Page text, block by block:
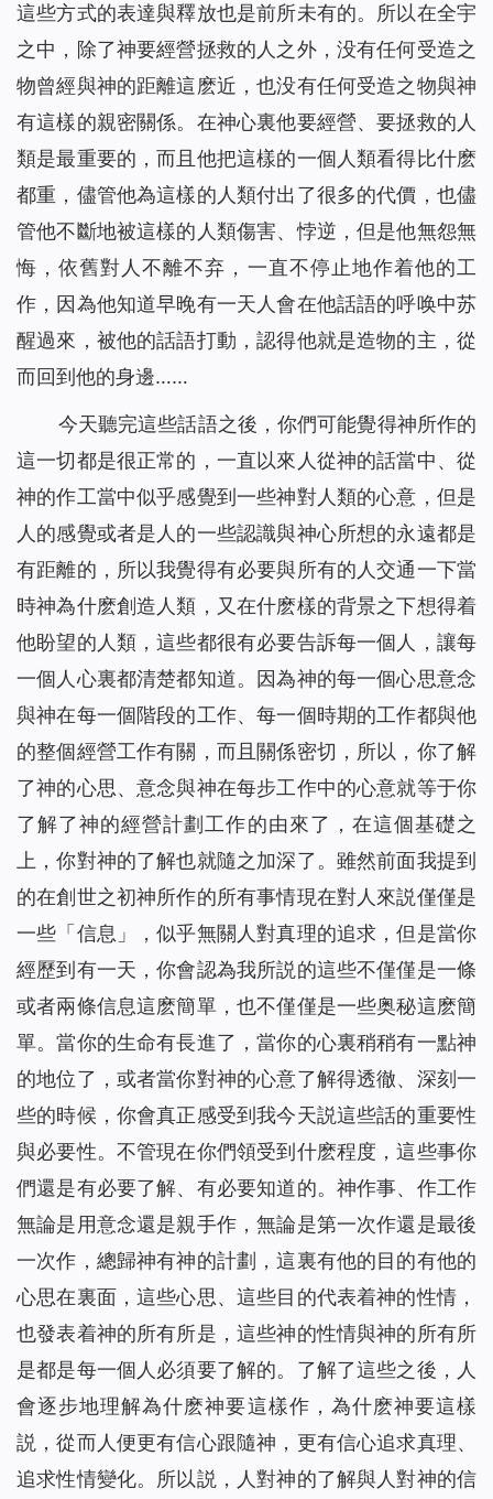
這些方式的表達與釋放也是前所未有的。所以在全宇
之中，除了神要經營拯救的人之外，没有任何受造之
物曾經與神的距離這麽近，也没有任何受造之物與神
有這樣的親密關係。在神心裏他要經營、要拯救的人
類是最重要的，而且他把這樣的一個人類看得比什麽
都重，儘管他為這樣的人類付出了很多的代價，也儘
管他不斷地被這樣的人類傷害、悖逆，但是他無怨無
悔，依舊對人不離不弃，一直不停止地作着他的工
作，因為他知道早晚有一天人會在他話語的呼唤中苏
醒過來，被他的話語打動，認得他就是造物的主，從
而回到他的身邊……
今天聽完這些話語之後，你們可能覺得神所作的
這一切都是很正常的，一直以來人從神的話當中、從
神的作工當中似乎感覺到一些神對人類的心意，但是
人的感覺或者是人的一些認識與神心所想的永遠都是
有距離的，所以我覺得有必要與所有的人交通一下當
時神為什麽創造人類，又在什麽樣的背景之下想得着
他盼望的人類，這些都很有必要告訴每一個人，讓每
一個人心裏都清楚都知道。因為神的每一個心思意念
與神在每一個階段的工作、每一個時期的工作都與他
的整個經營工作有關，而且關係密切，所以，你了解
了神的心思、意念與神在每步工作中的心意就等于你
了解了神的經營計劃工作的由來了，在這個基礎之
上，你對神的了解也就隨之加深了。雖然前面我提到
的在創世之初神所作的所有事情現在對人來説僅僅是
一些「信息」，似乎無關人對真理的追求，但是當你
經歷到有一天，你會認為我所説的這些不僅僅是一條
或者兩條信息這麽簡單，也不僅僅是一些奥秘這麽簡
單。當你的生命有長進了，當你的心裏稍稍有一點神
的地位了，或者當你對神的心意了解得透徹、深刻一
些的時候，你會真正感受到我今天説這些話的重要性
與必要性。不管現在你們領受到什麽程度，這些事你
們還是有必要了解、有必要知道的。神作事、作工作
無論是用意念還是親手作，無論是第一次作還是最後
一次作，總歸神有神的計劃，這裏有他的目的有他的
心思在裏面，這些心思、這些目的代表着神的性情，
也發表着神的所有所是，這些神的性情與神的所有所
是都是每一個人必須要了解的。了解了這些之後，人
會逐步地理解為什麽神要這樣作，為什麽神要這樣
説，從而人便更有信心跟隨神，更有信心追求真理、
追求性情變化。所以説，人對神的了解與人對神的信